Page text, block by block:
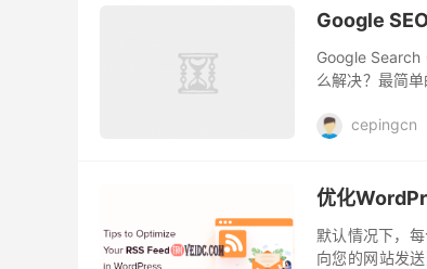
Google
Google
么解决？最简
cepingcn
优化
默认情况下，
向您的网站发